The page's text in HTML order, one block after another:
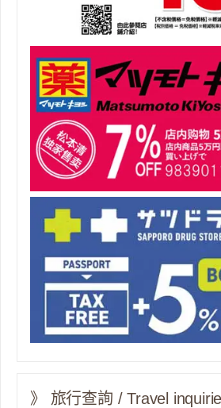
》 旅行查詢 / Travel